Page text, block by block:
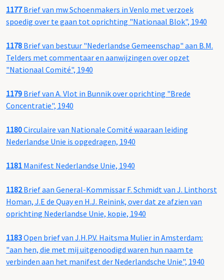
1177Brief van mw Schoenmakers in Venlo met verzoek
spoedig over te gaan tot oprichting "Nationaal Blok", 1940
1178 Brief van bestuur "Nederlandse Gemeenschap" aan B.M.
Telders met commentaar en aanwijzingen over opzet
"Nationaal Comité", 1940
1179 Brief van A. Vlot in Bunnik over oprichting "Brede
Concentratie", 1940
1180Circulaire van Nationale Comité waaraan leiding
Nederlandse Unie is opgedragen, 1940
1181 Manifest Nederlandse Unie, 1940
1182Brief aan General-Kommissar F. Schmidt van J. Linthorst
Homan, J.E de Quay en H.J. Reinink, over dat ze afzien van
oprichting Nederlandse Unie, kopie, 1940
1183Open brief van J.H.P.V. Haitsma Mulier in Amsterdam:
"aan hen, die met mij uitgenoodigd waren hun naam te
verbinden aan het manifest der Nederlandsche Unie", 1940